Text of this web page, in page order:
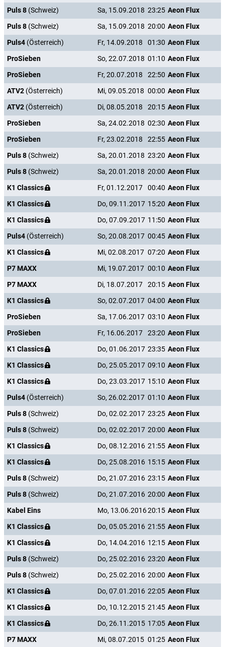
Puls 8 (Schweiz) Sa, 15.09.2018 23:25 Aeon Flux
Puls 8 (Schweiz) Sa, 15.09.2018 20:00 Aeon Flux
Puls4 (Österreich) Fr, 14.09.2018 01:30 Aeon Flux
ProSieben
So, 22.07.2018 01:10 Aeon Flux
ProSieben
Fr, 20.07.2018 22:50 Aeon Flux
ATV2 (Österreich) Mi, 09.05.2018 00:00 Aeon Flux
ATV2 (Österreich) Di, 08.05.2018 20:15 Aeon Flux
ProSieben
Sa, 24.02.2018 02:30 Aeon Flux
ProSieben
Fr, 23.02.2018 22:55 Aeon Flux
Puls 8 (Schweiz) Sa, 20.01.2018 23:20 Aeon Flux
Puls 8 (Schweiz) Sa, 20.01.2018 20:00 Aeon Flux
K1 Classics
Fr, 01.12.2017 00:40 Aeon Flux
K1 Classics
Do, 09.11.2017 15:20 Aeon Flux
K1 Classics
Do, 07.09.2017 11:50 Aeon Flux
Puls4 (Österreich) So, 20.08.2017 00:45 Aeon Flux
K1 Classics
Mi, 02.08.2017 07:20 Aeon Flux
P7 MAXX
Mi, 19.07.2017 00:10 Aeon Flux
P7 MAXX
Di, 18.07.2017 20:15 Aeon Flux
K1 Classics
So, 02.07.2017 04:00 Aeon Flux
ProSieben
Sa, 17.06.2017 03:10 Aeon Flux
ProSieben
Fr, 16.06.2017 23:20 Aeon Flux
K1 Classics
Do, 01.06.2017 23:35 Aeon Flux
K1 Classics
Do, 25.05.2017 09:10 Aeon Flux
K1 Classics
Do, 23.03.2017 15:10 Aeon Flux
Puls4 (Österreich) So, 26.02.2017 01:10 Aeon Flux
Puls 8 (Schweiz) Do, 02.02.2017 23:25 Aeon Flux
Puls 8 (Schweiz) Do, 02.02.2017 20:00 Aeon Flux
K1 Classics
Do, 08.12.2016 21:55 Aeon Flux
K1 Classics
Do, 25.08.2016 15:15 Aeon Flux
Puls 8 (Schweiz) Do, 21.07.2016 23:15 Aeon Flux
Puls 8 (Schweiz) Do, 21.07.2016 20:00 Aeon Flux
Kabel Eins
Mo, 13.06.201620:15 Aeon Flux
K1 Classics
Do, 05.05.2016 21:55 Aeon Flux
K1 Classics
Do, 14.04.2016 12:15 Aeon Flux
Puls 8 (Schweiz) Do, 25.02.2016 23:20 Aeon Flux
Puls 8 (Schweiz) Do, 25.02.2016 20:00 Aeon Flux
K1 Classics
Do, 07.01.2016 22:05 Aeon Flux
K1 Classics
Do, 10.12.2015 21:45 Aeon Flux
K1 Classics
Do, 26.11.2015 17:05 Aeon Flux
P7 MAXX
Mi, 08.07.2015 01:25 Aeon Flux